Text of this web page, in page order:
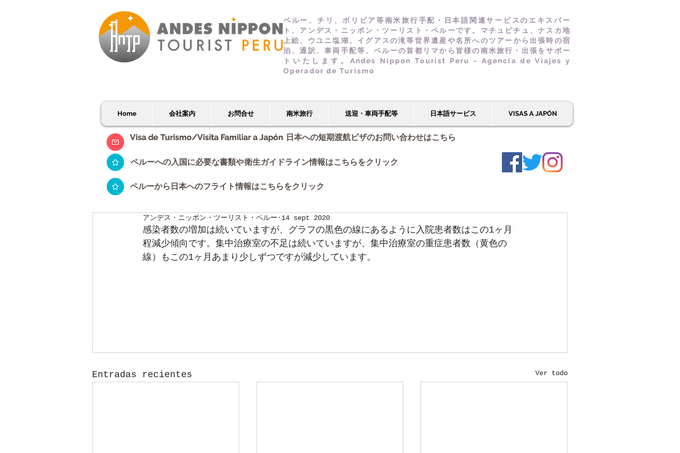
ペルー、チリ、ボリビア等南米旅行手配・日本語関連サービスのエキスパー
ト、アンデス・ニッポン・ツーリスト・ペルーです。マチュピチュ、ナスカ地
上絵、ウユニ塩湖、イグアスの滝等世界遺産や名所へのツアーから出張時の宿
泊、通訳、車両手配等、ペルーの首都リマから皆様の南米旅行・出張をサポー
トいたします。Andes Nippon Tourist Peru - Agencia de Viajes y
Operador de Turismo
Home 会社案内 お問合せ 南米旅行 送迎・車両手配等 日本語サービス VISAS A JAPÓN
Visa de Turismo/Visita Familiar a Japón 日本への短期渡航ビザのお問い合わせはこちら
Visa de Turismo/Visita Familiar a Japón
ペルーへの入国に必要な書類や衛生ガイドライン情報はこちらをクリック
ペルーから日本へのフライト情報はこちらをクリック
アンデス・ニッポン・ツーリスト・ペルー 14 sept 2020
感染者数の増加は続いていますが、グラフの黒色の線にあるように入院患者数はこの1ヶ月
程減少傾向です。集中治療室の不足は続いていますが、集中治療室の重症患者数（黄色の
線）もこの1ヶ月あまり少しずつですが減少しています。
Entradas recientes Ver todo